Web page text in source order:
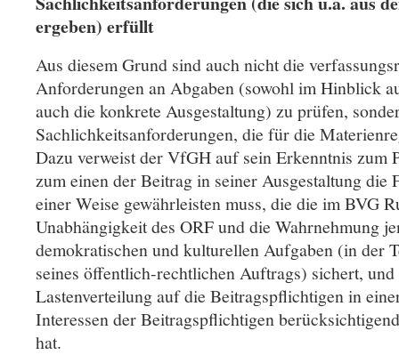
ergeben) erfüllt
Aus diesem Grund sind auch nicht die
Anforderungen an Abgaben (sowohl im Hinblick
auch die konkrete Ausgestaltung) zu prüfen,
Sachlichkeitsanforderungen, die für die
Dazu verweist der VfGH auf sein Erkenntnis zum
zum einen der Beitrag in seiner Ausgestaltung die
einer Weise gewährleisten muss, die die im BVG
Unabhängigkeit des ORF und die Wahrnehmung
demokratischen und kulturellen Aufgaben (in der
seines öffentlich-rechtlichen Auftrags) sichert,
Lastenverteilung auf die Beitragspflichtigen in
Interessen der Beitragspflichtigen
hat.